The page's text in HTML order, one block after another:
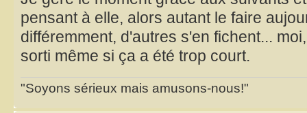
pensant à elle, alors autant le faire
différemment, d'autres s'en fichent...
sorti même si ça a été trop court.
"Soyons sérieux mais amusons-nous!"